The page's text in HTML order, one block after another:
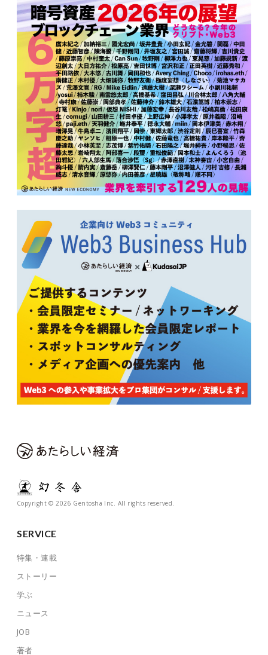
Copyright © 2026 Gentosha Inc. All rights reserved.
SERVICE
特集・連載
ストーリー
学ぶ
ニュース
JOB
著者